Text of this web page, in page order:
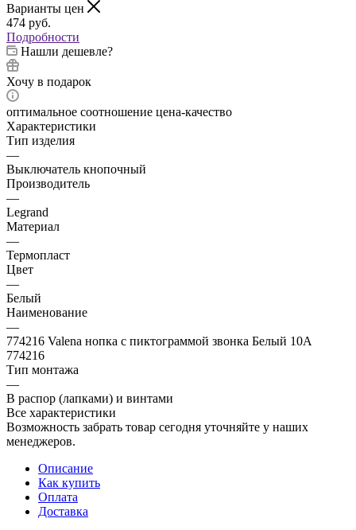
Варианты цен
474 руб.
Подробности
Нашли дешевле?
Хочу в подарок
оптимальное соотношение цена-качество
Характеристики
Тип изделия
—
Выключатель кнопочный
Производитель
—
Legrand
Материал
—
Термопласт
Цвет
—
Белый
Наименование
—
774216 Valena нопка с пиктограммой звонка Белый 10А
774216
Тип монтажа
—
В распор (лапками) и винтами
Все характеристики
Возможность забрать товар сегодня уточняйте у наших
менеджеров.
Описание
Как купить
Оплата
Доставка